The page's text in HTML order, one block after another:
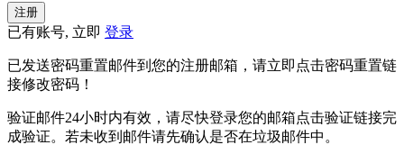
已有账号, 立即 登录
已发送密码重置邮件到您的注册邮箱，请立即点击密码重置链
接修改密码！
验证邮件24小时内有效，请尽快登录您的邮箱点击验证链接完
成验证。若未收到邮件请先确认是否在垃圾邮件中。